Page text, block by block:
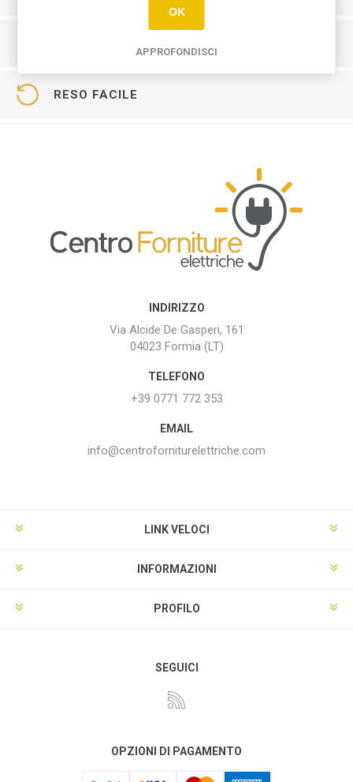
RESO FACILE
INDIRIZZO
Via Alcide De Gasperi, 161
04023 Formia (LT)
TELEFONO
+39 0771 772 353
EMAIL
info@centroforniturelettriche.com
LINK VELOCI
INFORMAZIONI
PROFILO
SEGUICI
OPZIONI DI PAGAMENTO
OK
APPROFONDISCI